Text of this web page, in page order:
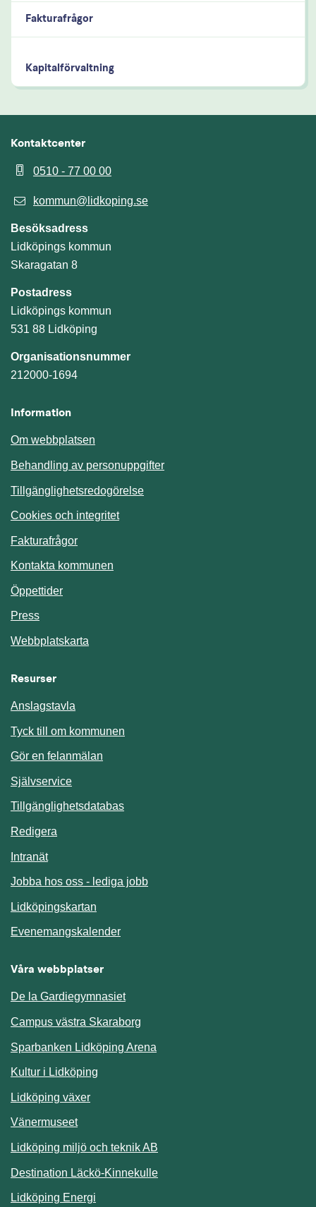
Fakturafrågor
Kapitalförvaltning
Kontaktcenter
0510 - 77 00 00
kommun@lidkoping.se
Besöksadress
Lidköpings kommun
Skaragatan 8
Postadress
Lidköpings kommun
531 88 Lidköping
Organisationsnummer
212000-1694
Information
Om webbplatsen
Behandling av personuppgifter
Tillgänglighetsredogörelse
Cookies och integritet
Fakturafrågor
Kontakta kommunen
Öppettider
Press
Webbplatskarta
Resurser
Anslagstavla
Tyck till om kommunen
Gör en felanmälan
SjälvserviceLänk till annan webbplats.
TillgänglighetsdatabasLänk till annan webbplats.
Redigera
IntranätLänk till annan webbplats.
Jobba hos oss - lediga jobb
Lidköpingskartan
EvenemangskalenderLänk till annan webbplats.
Våra webbplatser
De la Gardiegymnasiet
Campus västra Skaraborg
Sparbanken Lidköping Arena
Kultur i Lidköping
Lidköping växer
Vänermuseet
Lidköping miljö och teknik AB
Destination Läckö-KinnekulleLänk till annan webbplats.
Lidköping Energi